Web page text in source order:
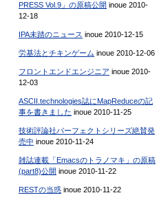
PRESS Vol.9」の原稿公開 inoue 2010-
12-18
IPA未踏のニュース inoue 2010-12-15
労基法とチキンゲーム inoue 2010-12-06
フロントエンドエンジニア inoue 2010-
12-03
ASCII.technologies誌にMapReduceの記
事を書きました inoue 2010-11-25
技術評論社パーフェクトシリーズ絶賛発
売中 inoue 2010-11-24
雑誌連載「Emacsのトラノマキ」の原稿
(part8)公開 inoue 2010-11-22
RESTの当惑 inoue 2010-11-22